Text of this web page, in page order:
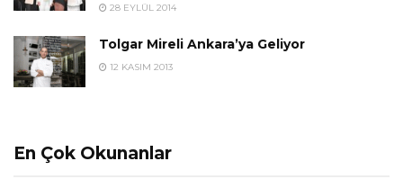
28 EYLÜL 2014
Tolgar Mireli Ankara’ya Geliyor
12 KASIM 2013
En Çok Okunanlar